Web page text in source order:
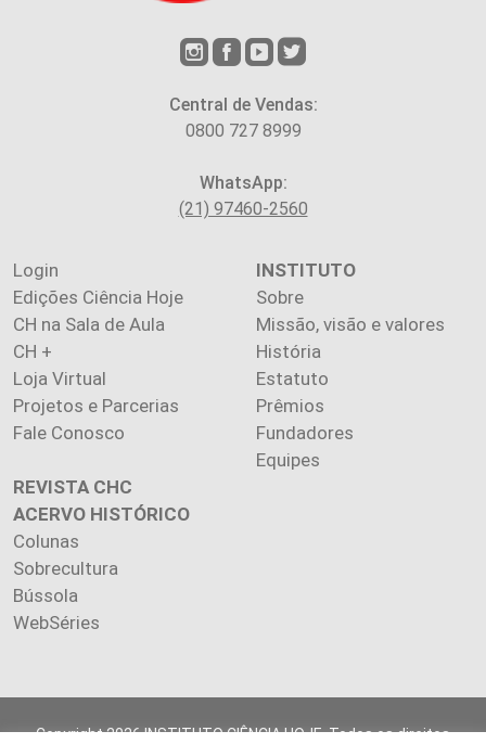
Central de Vendas:
0800 727 8999
WhatsApp:
(21) 97460-2560
Login
Edições Ciência Hoje
CH na Sala de Aula
CH +
Loja Virtual
Projetos e Parcerias
Fale Conosco
INSTITUTO
Sobre
Missão, visão e valores
História
Estatuto
Prêmios
Fundadores
Equipes
REVISTA CHC
ACERVO HISTÓRICO
Colunas
Sobrecultura
Bússola
WebSéries
Copyright 2026 INSTITUTO CIÊNCIA HOJE. Todos os direitos